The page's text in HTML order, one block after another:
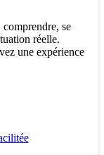
comprendre, se
réelle.
une expérience